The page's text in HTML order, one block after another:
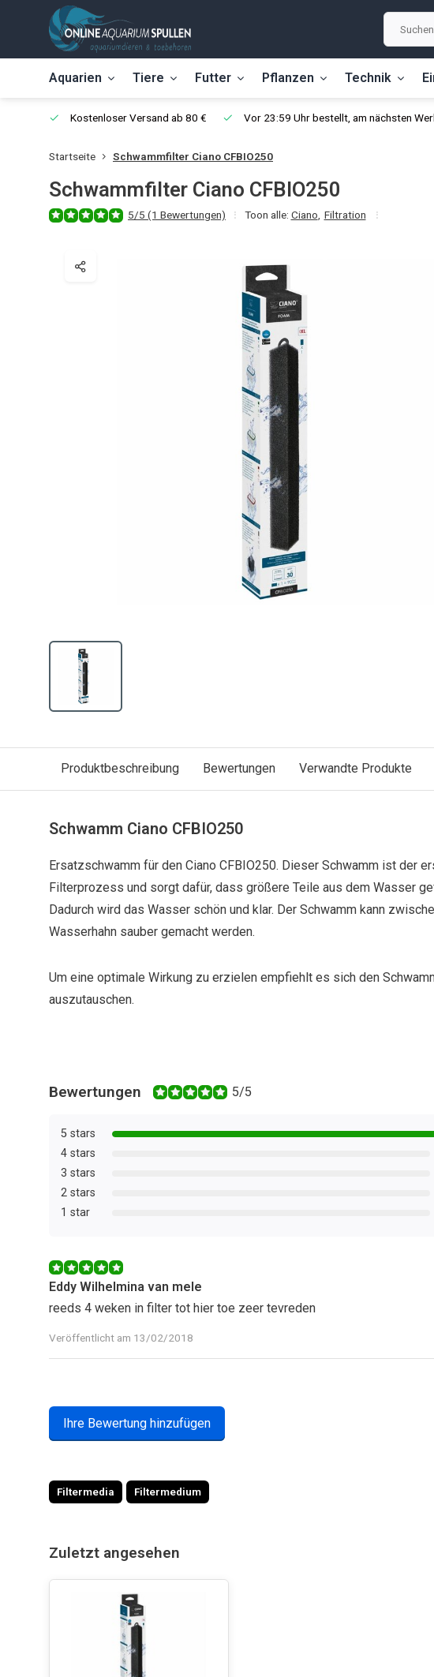
Aquarien Tiere Futter Pflanzen Technik
Kostenloser Versand ab 80 € Vor 23:59 Uhr bestellt, am nächsten
Startseite Schwammfilter Ciano CFBIO250
Schwammfilter Ciano CFBIO250
5/5 (1 Bewertungen) Toon alle: Ciano Filtration
Produktbeschreibung Bewertungen Verwandte Produkte
Schwamm Ciano CFBIO250
Ersatzschwamm für den Ciano CFBIO250. Dieser Schwamm ist der
Filterprozess und sorgt dafür, dass größere Teile aus dem Wasser
Dadurch wird das Wasser schön und klar. Der Schwamm kann
Wasserhahn sauber gemacht werden.
Um eine optimale Wirkung zu erzielen empfiehlt es sich den
auszutauschen.
Bewertungen 5/5
5 stars
4 stars
3 stars
2 stars
1 star
Eddy Wilhelmina van mele
reeds 4 weken in filter tot hier toe zeer tevreden
Veröffentlicht am 13/02/2018
Ihre Bewertung hinzufügen
Filtermedia Filtermedium
Zuletzt angesehen